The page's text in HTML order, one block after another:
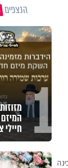
הנצפים
1